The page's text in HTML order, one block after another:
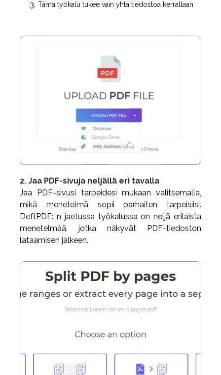
Tämä työkalu tukee vain yhtä tiedostoa kerrallaan
2. Jaa PDF-sivuja neljällä eri tavalla
Jaa PDF-sivusi tarpeidesi mukaan valitsemalla,
mikä menetelmä sopii parhaiten tarpeisiisi.
DeftPDF: n jaetussa työkalussa on neljä erilaista
menetelmää, jotka näkyvät PDF-tiedoston
lataamisen jälkeen.